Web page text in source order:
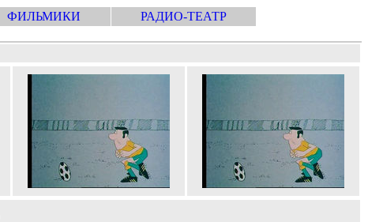
ФИЛЬМИКИ РАДИО-ТЕАТР